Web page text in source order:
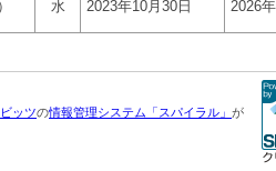
水 2023年10月30日 2026
ッツの情報管理システム「スパイラル」 が